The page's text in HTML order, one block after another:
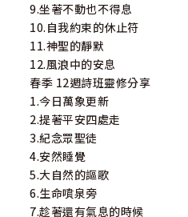
9.坐著不動也不得息
10.自我約束的休止符
11.神聖的靜默
12.風浪中的安息
春季 12週詩班靈修分享
1.今日萬象更新
2.提著平安四處走
3.紀念眾聖徒
4.安然睡覺
5.大自然的謳歌
6.生命噴泉旁
7.趁著還有氣息的時候